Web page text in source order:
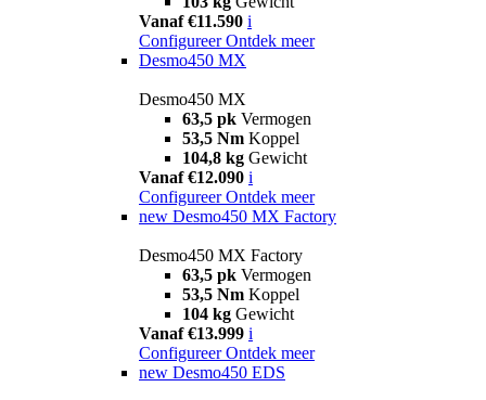
Vanaf €11.590 i
Configureer Ontdek meer
Desmo450 MX
Desmo450 MX
63,5 pk Vermogen
53,5 Nm Koppel
104,8 kg Gewicht
Vanaf €12.090 i
Configureer Ontdek meer
new Desmo450 MX Factory
Desmo450 MX Factory
63,5 pk Vermogen
53,5 Nm Koppel
104 kg Gewicht
Vanaf €13.999 i
Configureer Ontdek meer
new Desmo450 EDS